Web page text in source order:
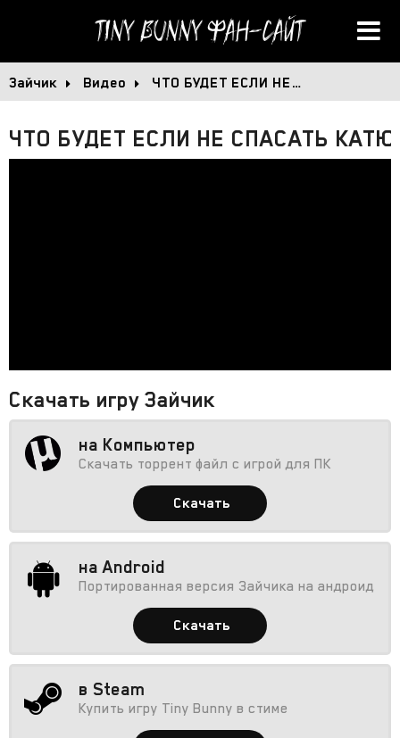
Tiny BunnyФан-сайт
Зайчик Видео ЧТО БУДЕТ ЕСЛИ НЕ…
ЧТО БУДЕТ ЕСЛИ НЕ СПАСАТЬ
Скачать игру Зайчик
на Компьютер
Скачать торрент файл с игрой для ПК
Скачать
на Android
Портированная версия Зайчика на андроид
Скачать
в Steam
Купить игру Tiny Bunny в стиме